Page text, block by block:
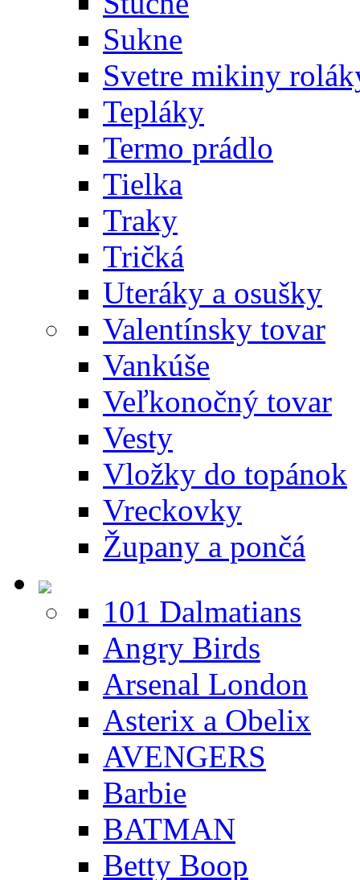
Sukne
Svetre mikiny
Tepláky
Termo prádlo
Tielka
Traky
Tričká
Uteráky a osušky
Valentínsky tovar
Vankúše
Veľkonočný tovar
Vesty
Vložky do topánok
Vreckovky
Župany a pončá
101 Dalmatians
Angry Birds
Arsenal London
Asterix a Obelix
AVENGERS
Barbie
BATMAN
Betty Boop